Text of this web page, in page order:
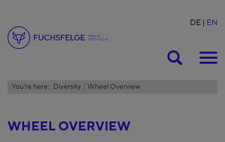
DE EN
You're here: Diversity Wheel Overview
WHEEL OVERVIEW